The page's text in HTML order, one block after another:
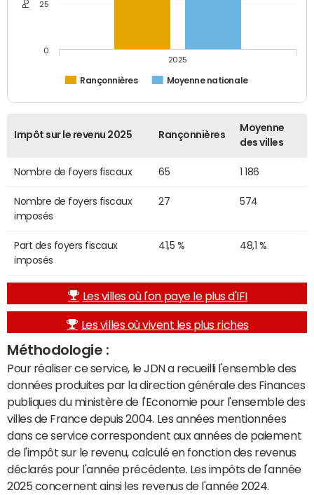
Rançonnières Moyenne nationale
2025
0
25
Impôt sur le revenu 2025 Rançonnières
Moyenne
des villes
Nombre de foyers fiscaux 65 1 186
Nombre de foyers fiscaux
imposés
27 574
Part des foyers fiscaux
imposés
41,5 % 48,1 %
Les villes où l'on paye le plus d'IFI
Les villes où vivent les plus riches
Méthodologie :
Pour réaliser ce service, le JDN a recueilli l'ensemble des
données produites par la direction générale des Finances
publiques du ministère de l'Economie pour l'ensemble des
villes de France depuis 2004. Les années mentionnées
dans ce service correspondent aux années de paiement
de l'impôt sur le revenu, calculé en fonction des revenus
déclarés pour l'année précédente. Les impôts de l'année
2025 concernent ainsi les revenus de l'année 2024.